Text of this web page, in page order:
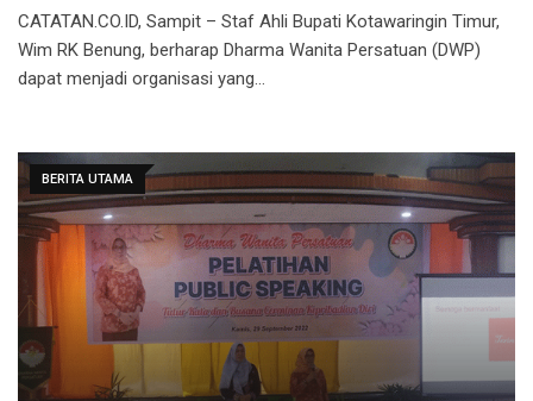
CATATAN.CO.ID, Sampit – Staf Ahli Bupati Kotawaringin Timur,
Wim RK Benung, berharap Dharma Wanita Persatuan (DWP)
dapat menjadi organisasi yang…
BERITA UTAMA